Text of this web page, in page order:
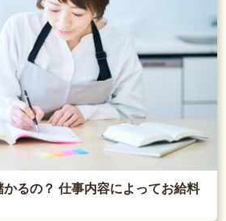
るの？ 仕事内容によってお給料